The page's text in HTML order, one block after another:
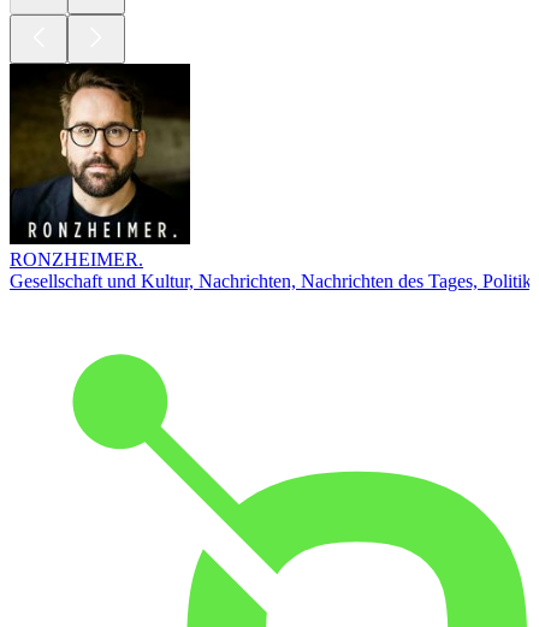
RONZHEIMER.
Gesellschaft und Kultur, Nachrichten, Nachrichten des Tages, Politik